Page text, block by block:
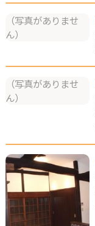
（写真がありませ
ん）
（写真がありませ
ん）